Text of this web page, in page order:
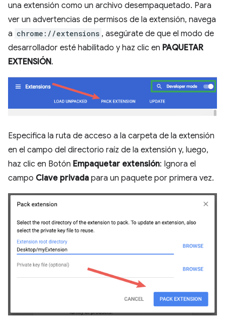
una extensión como un archivo desempaquetado. Para
ver un advertencias de permisos de la extensión, navega
a chrome://extensions , asegúrate de que el modo de
desarrollador esté habilitado y haz clic en PAQUETAR
EXTENSIÓN.
Especifica la ruta de acceso a la carpeta de la extensión
en el campo del directorio raíz de la extensión y, luego,
haz clic en Botón Empaquetar extensión: Ignora el
campo Clave privada para un paquete por primera vez.